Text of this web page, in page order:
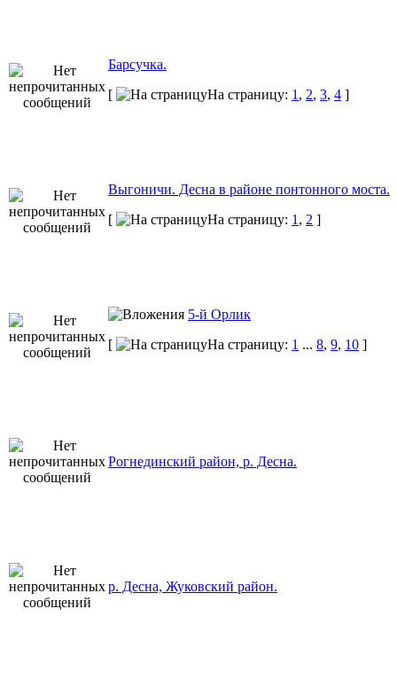
Барсучка.
[
На страницу: 1 , 2, 3, 4 ]
Выгоничи. Десна в районе понтонного моста.
[
На страницу: 1 , 2 ]
5-й Орлик
[
На страницу: 1 ... 8, 9, 10 ]
Рогнединский район, р. Десна.
р. Десна, Жуковский район.